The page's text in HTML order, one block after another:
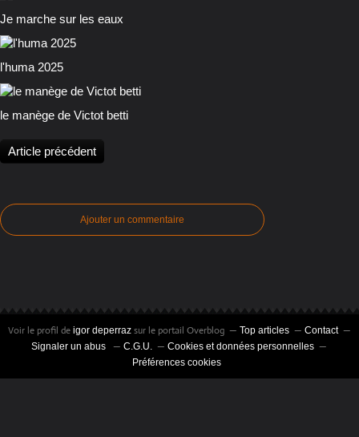
Je marche sur les eaux
l'huma 2025
le manège de Victot betti
Article précédent
Ajouter un commentaire
Voir le profil de igor deperraz sur le portail Overblog Top articles
Contact
Signaler un abus
C.G.U.
Cookies et données personnelles
Préférences cookies